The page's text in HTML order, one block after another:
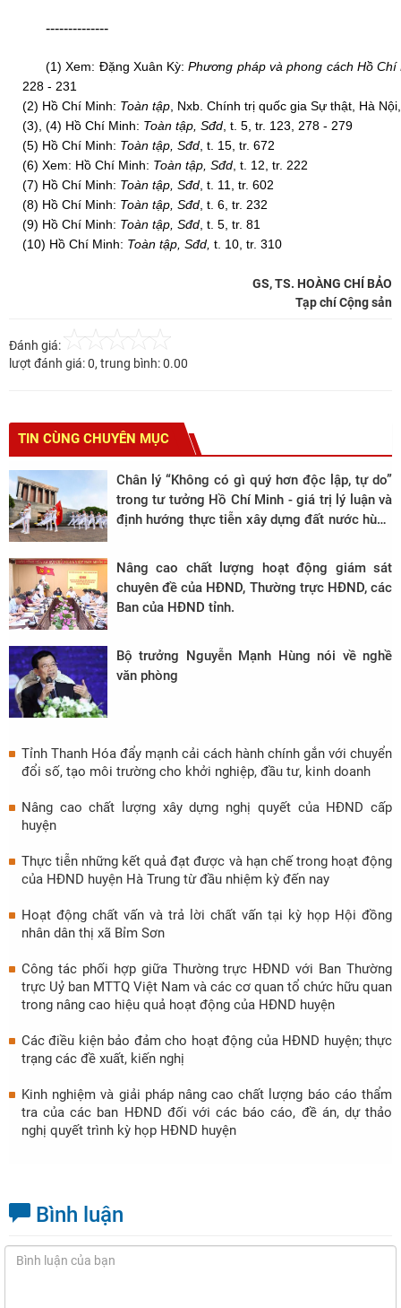
--------------
(1) Xem: Đặng Xuân Kỳ:Phương pháp và phong cách Hồ Chí
228 - 231
(2) Hồ Chí Minh: Toàn tập , Nxb. Chính trị quốc gia Sự thật, Hà
(3), (4) Hồ Chí Minh: Toàn tập, Sđd , t. 5, tr. 123, 278 - 279
(5) Hồ Chí Minh: Toàn tập, Sđd , t. 15, tr. 672
(6) Xem: Hồ Chí Minh: Toàn tập, Sđd , t. 12, tr. 222
(7) Hồ Chí Minh: Toàn tập, Sđd , t. 11, tr. 602
(8) Hồ Chí Minh: Toàn tập, Sđd , t. 6, tr. 232
(9) Hồ Chí Minh: Toàn tập, Sđd , t. 5, tr. 81
(10) Hồ Chí Minh: Toàn tập, Sđd, t. 10, tr. 310
GS, TS. HOÀNG CHÍ BẢO
Tạp chí Cộng sản
Đánh giá:
lượt đánh giá:0, trung bình:0.00
TIN CÙNG CHUYÊN MỤC
Chân lý “Không có gì quý hơn độc lập, tự do”
trong tư tưởng Hồ Chí Minh - giá trị lý luận và
định hướng thực tiễn xây dựng đất nước hùng
Nâng cao chất lượng hoạt động giám sát
chuyên đề của HĐND, Thường trực HĐND, các
Ban của HĐND tỉnh.
Bộ trưởng Nguyễn Mạnh Hùng nói về nghề
văn phòng
Tỉnh Thanh Hóa đẩy mạnh cải cách hành chính gắn với chuyển
đổi số, tạo môi trường cho khởi nghiệp, đầu tư, kinh doanh
Nâng cao chất lượng xây dựng nghị quyết của HĐND cấp
huyện
Thực tiễn những kết quả đạt được và hạn chế trong hoạt động
của HĐND huyện Hà Trung từ đầu nhiệm kỳ đến nay
Hoạt động chất vấn và trả lời chất vấn tại kỳ họp Hội đồng
nhân dân thị xã Bỉm Sơn
Công tác phối hợp giữa Thường trực HĐND với Ban Thường
trực Uỷ ban MTTQ Việt Nam và các cơ quan tổ chức hữu quan
trong nâng cao hiệu quả hoạt động của HĐND huyện
Các điều kiện bảo đảm cho hoạt động của HĐND huyện; thực
trạng các đề xuất, kiến nghị
Kinh nghiệm và giải pháp nâng cao chất lượng báo cáo thẩm
tra của các ban HĐND đối với các báo cáo, đề án, dự thảo
nghị quyết trình kỳ họp HĐND huyện
Bình luận